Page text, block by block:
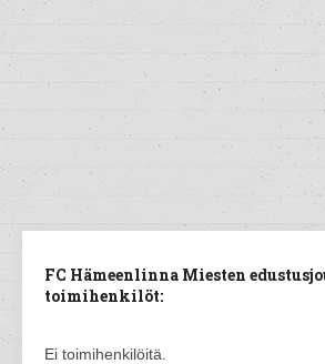
FC Hämeenlinna Miesten
toimihenkilöt:
Ei toimihenkilöitä.